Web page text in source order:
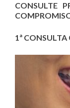
CONSULTE
1ª CONSULTA